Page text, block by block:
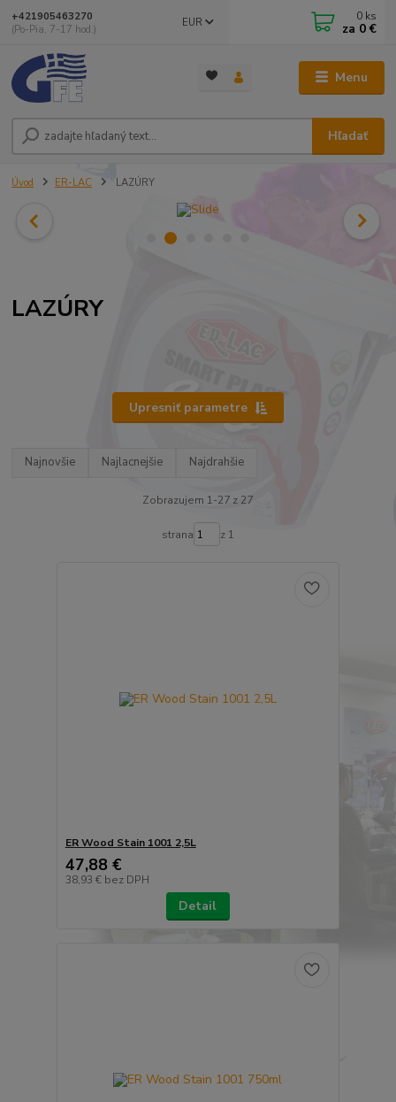
Menu
EUR
Hľadať
+421905463270
(Po-Pia, 7-17 hod.)
0 ks
za 0 €
Úvod ER-LAC LAZÚRY
LAZÚRY
Upresniť parametre
Najnovšie Najlacnejšie Najdrahšie
Zobrazujem 1-27 z 27
strana z 1
ER Wood Stain 1001 2,5L
47,88 €
38,93 € bez DPH
Detail